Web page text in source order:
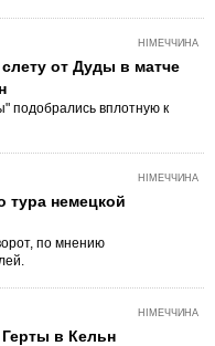
НІМЕЧЧИНА
от Дуды в матче
подобрались вплотную к
НІМЕЧЧИНА
тура немецкой
по мнению
НІМЕЧЧИНА
в Кельн